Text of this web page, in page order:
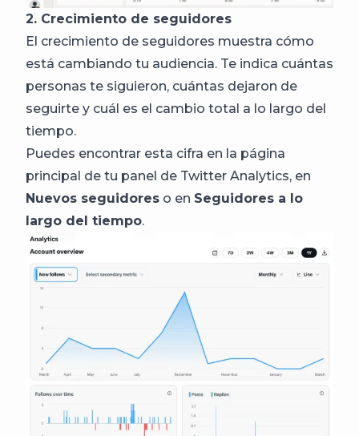
2. Crecimiento de seguidores
El crecimiento de seguidores muestra cómo
está cambiando tu audiencia. Te indica cuántas
personas te siguieron, cuántas dejaron de
seguirte y cuál es el cambio total a lo largo del
tiempo.
Puedes encontrar esta cifra en la página
principal de tu panel de Twitter Analytics, en
Nuevos seguidores o en Seguidores a lo
largo del tiempo.